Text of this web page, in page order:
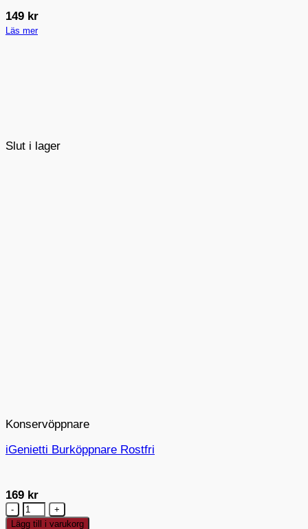
Slut i lager
149 kr
Läs mer
Konservöppnare
iGenietti Burköppnare Rostfri
169 kr
iGenietti
Burköppnare
Lägg till i varukorg